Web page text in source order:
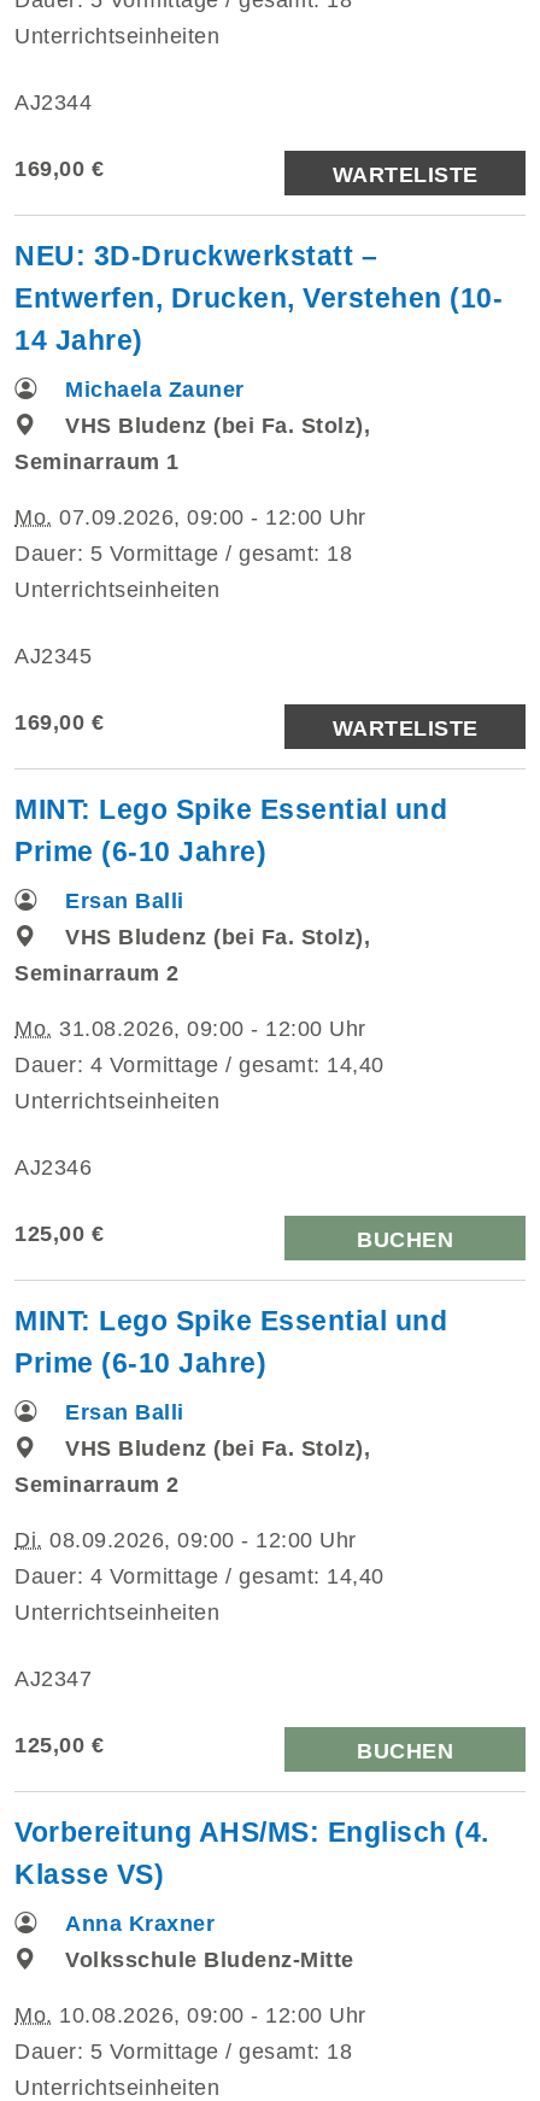
Unterrichtseinheiten
AJ2344
169,00 € WARTELISTE
NEU: 3D-Druckwerkstatt –
Entwerfen, Drucken, Verstehen (10-
14 Jahre)
Michaela Zauner
VHS Bludenz (bei Fa. Stolz),
Seminarraum 1
Mo. 07.09.2026, 09:00 - 12:00 Uhr
Dauer: 5 Vormittage / gesamt: 18
Unterrichtseinheiten
AJ2345
169,00 € WARTELISTE
MINT: Lego Spike Essential und
Prime (6-10 Jahre)
Ersan Balli
VHS Bludenz (bei Fa. Stolz),
Seminarraum 2
Mo. 31.08.2026, 09:00 - 12:00 Uhr
Dauer: 4 Vormittage / gesamt: 14,40
Unterrichtseinheiten
AJ2346
125,00 € BUCHEN
MINT: Lego Spike Essential und
Prime (6-10 Jahre)
Ersan Balli
VHS Bludenz (bei Fa. Stolz),
Seminarraum 2
Di. 08.09.2026, 09:00 - 12:00 Uhr
Dauer: 4 Vormittage / gesamt: 14,40
Unterrichtseinheiten
AJ2347
125,00 € BUCHEN
Vorbereitung AHS/MS: Englisch (4.
Klasse VS)
Anna Kraxner
Volksschule Bludenz-Mitte
Mo. 10.08.2026, 09:00 - 12:00 Uhr
Dauer: 5 Vormittage / gesamt: 18
Unterrichtseinheiten